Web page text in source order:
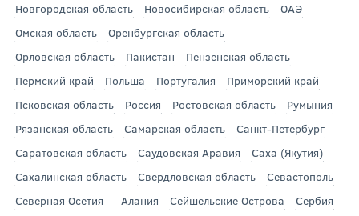
Новгородская область
Новосибирская область
ОАЭ
Омская область
Оренбургская область
Орловская область
Пакистан
Пензенская область
Пермский край
Польша Португалия
Приморский край
Псковская область
Россия Ростовская область
Румыния
Рязанская область
Самарская область
Санкт-Петербург
Саратовская область
Саудовская Аравия
Саха (Якутия)
Сахалинская область
Свердловская область
Севастополь
Северная Осетия — Алания
Сейшельские Острова
Сербия